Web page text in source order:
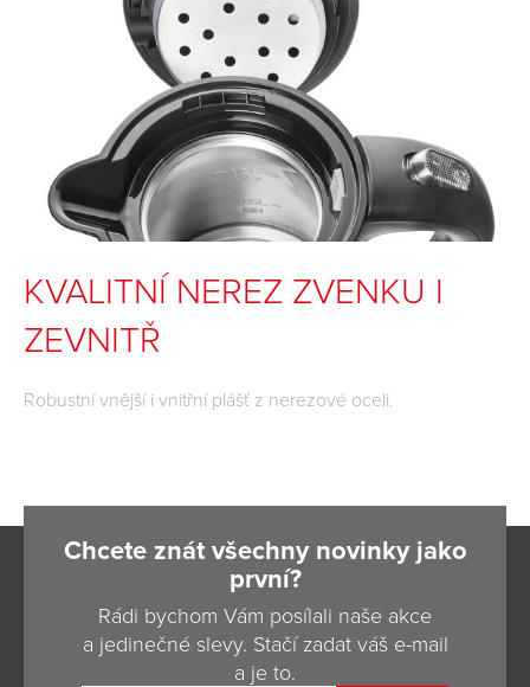
KVALITNÍ NEREZ ZVENKU I
ZEVNITŘ
Robustní vnější i vnitřní plášť z nerezové oceli.
Chcete znát všechny novinky jako
první?
Rádi bychom Vám posílali naše akce
a jedinečné slevy. Stačí zadat váš e-mail
a je to.